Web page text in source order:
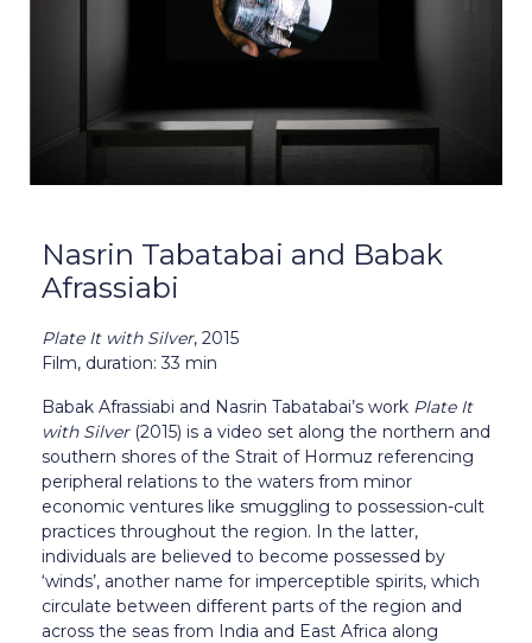
Nasrin Tabatabai and Babak
Afrassiabi
Plate It with Silver, 2015
Film, duration: 33 min
Babak Afrassiabi and Nasrin Tabatabai’s work Plate It
with Silver (2015) is a video set along the northern and
southern shores of the Strait of Hormuz referencing
peripheral relations to the waters from minor
economic ventures like smuggling to possession-cult
practices throughout the region. In the latter,
individuals are believed to become possessed by
‘winds’, another name for imperceptible spirits, which
circulate between different parts of the region and
across the seas from India and East Africa along